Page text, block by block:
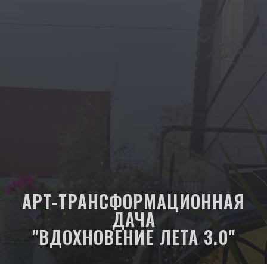
АРТ-ТРАНСФОРМАЦИОННАЯ
ДАЧА
"ВДОХНОВЕНИЕ ЛЕТА 3.0"